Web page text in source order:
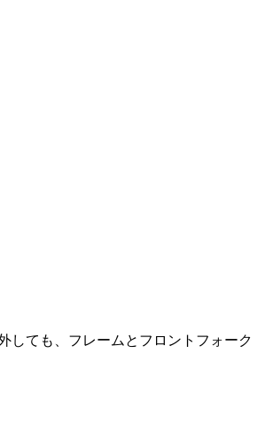
しても、フレームとフロントフォーク